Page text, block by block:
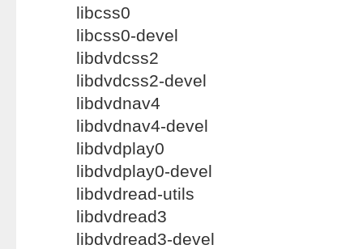
libcss0
libcss0-devel
libdvdcss2
libdvdcss2-devel
libdvdnav4
libdvdnav4-devel
libdvdplay0
libdvdplay0-devel
libdvdread-utils
libdvdread3
libdvdread3-devel